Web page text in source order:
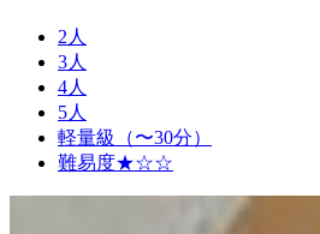
2人
3人
4人
5人
軽量級（〜30分）
難易度★☆☆